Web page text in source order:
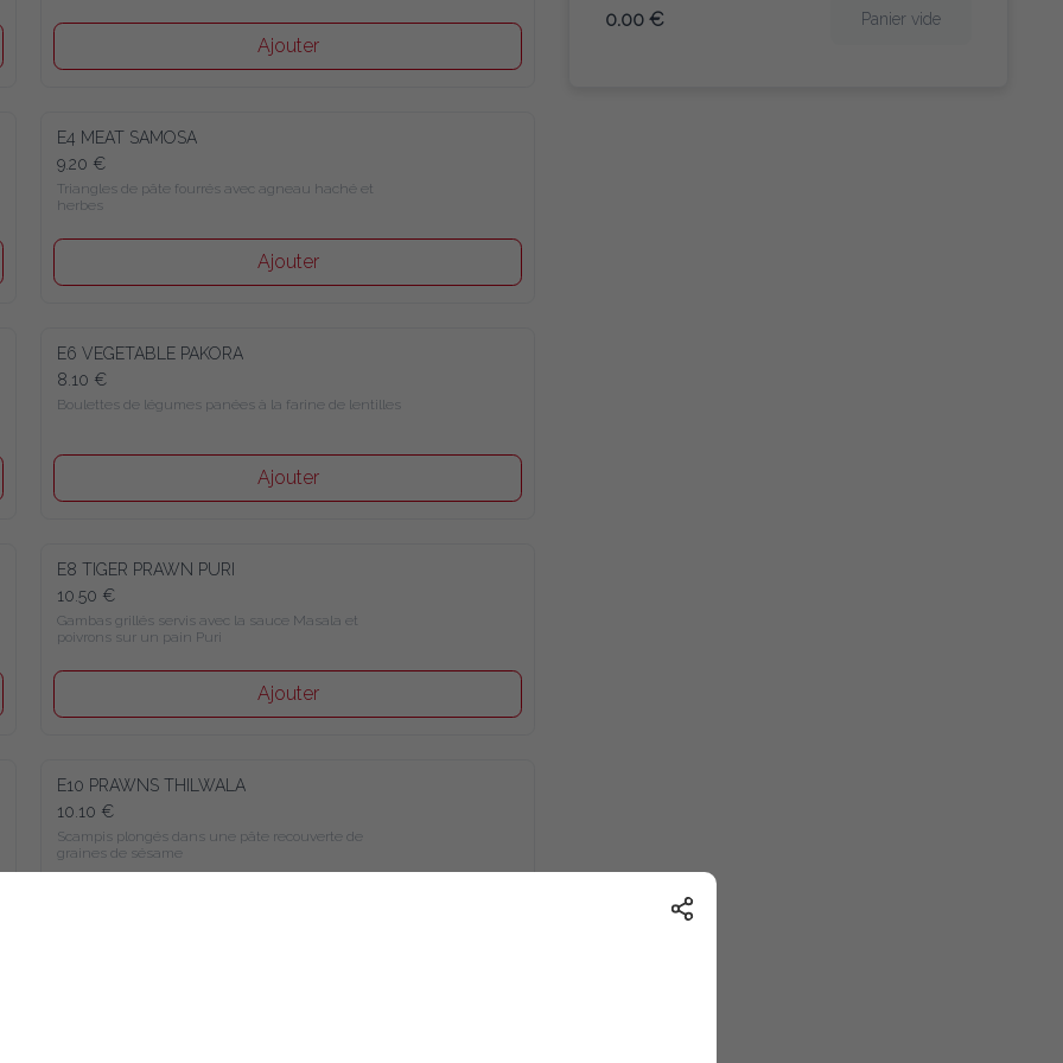
Ajouter
E4 MEAT SAMOSA
9.20 €
Triangles de pâte fourrés avec agneau haché et
herbes
Ajouter
E6 VEGETABLE PAKORA
8.10 €
Boulettes de légumes panées à la farine de lentilles
Ajouter
E8 TIGER PRAWN PURI
10.50 €
Gambas grillés servis avec la sauce Masala et
poivrons sur un pain Puri
Ajouter
E10 PRAWNS THILWALA
10.10 €
Scampis plongés dans une pâte recouverte de
graines de sésame
0.00 € Panier vide